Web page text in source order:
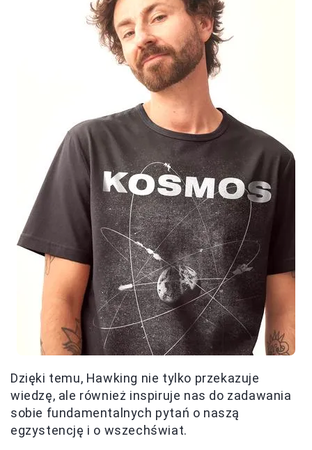
Dzięki temu, Hawking nie tylko przekazuje
wiedzę, ale również inspiruje nas do zadawania
sobie fundamentalnych pytań o naszą
egzystencję i o wszechświat.